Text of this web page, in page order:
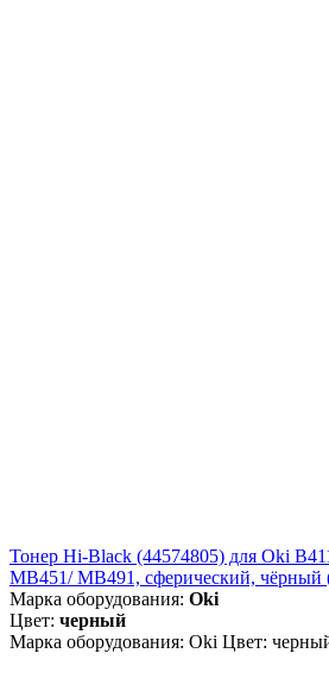
Тонер Hi-Black (44574805) для Oki
MB451/ MB491, сферический, чёрный
Марка оборудования: Oki
Цвет: черный
Марка оборудования: Oki Цвет: